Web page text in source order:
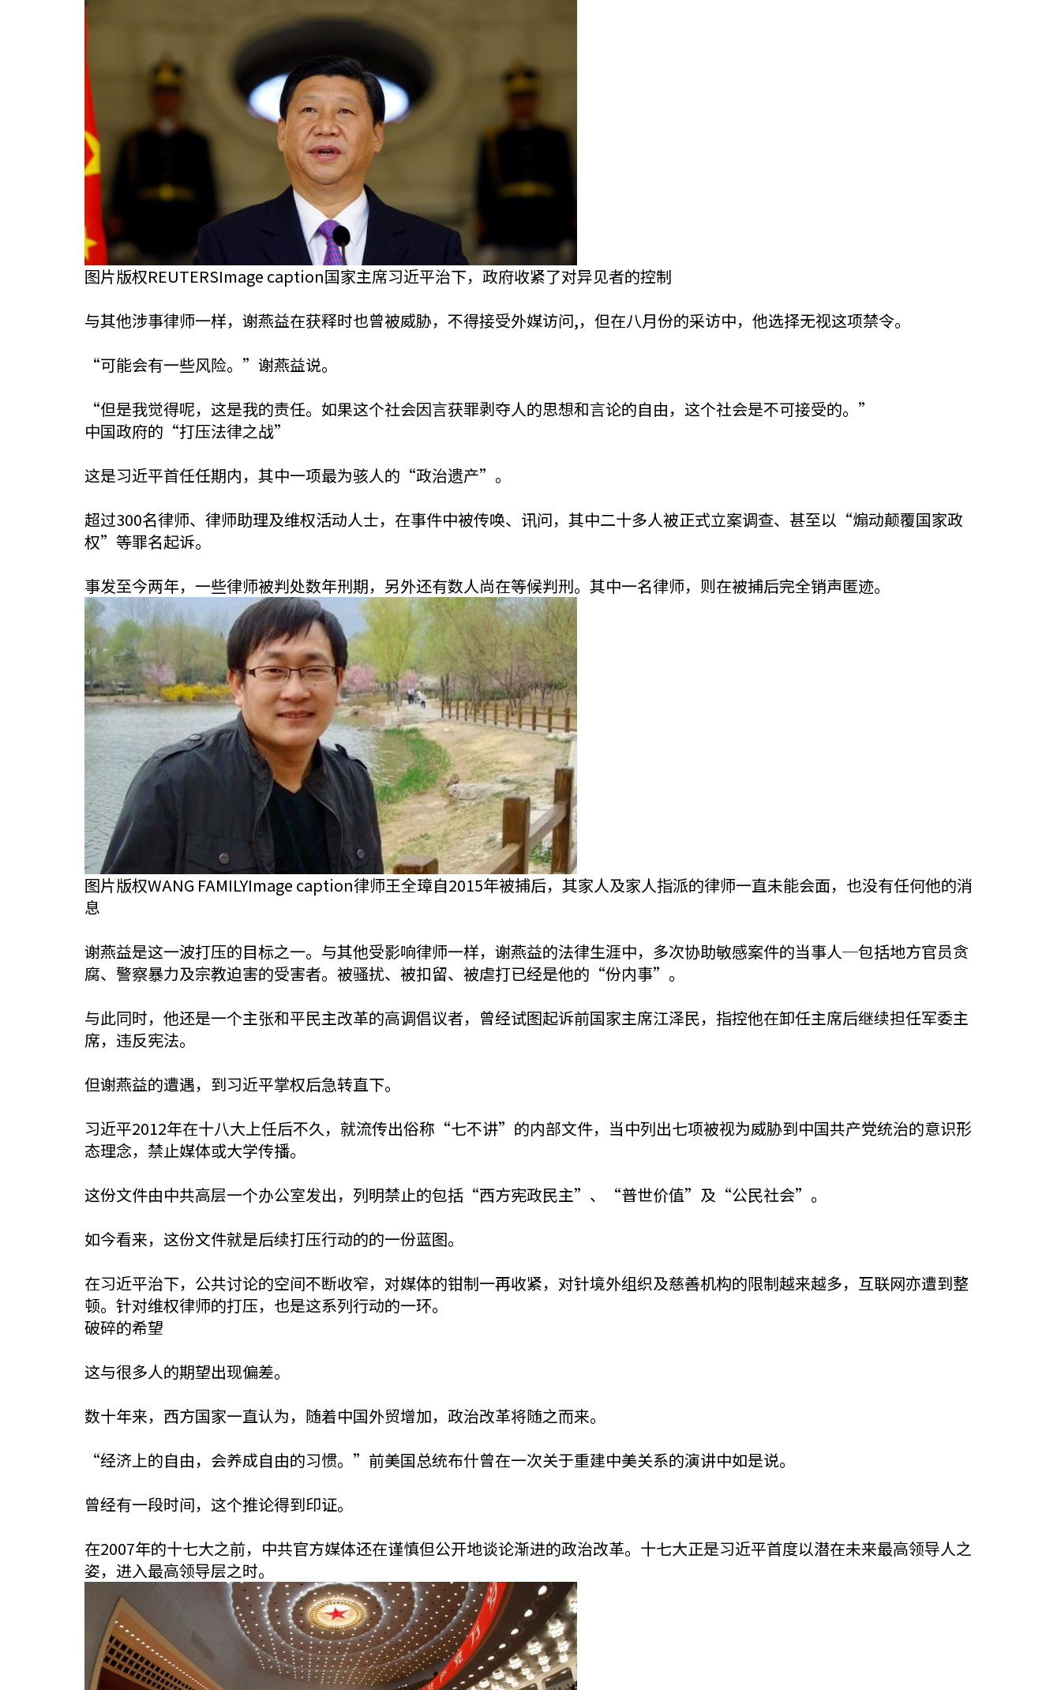
图片版权REUTERSImage caption国家主席习近平治下，政府收紧了对异见者的控制
与其他涉事律师一样，谢燕益在获释时也曾被威胁，不得接受外媒访问,，但在八月份的采访中，他选择无视这项禁令。
“可能会有一些风险。”谢燕益说。
“但是我觉得呢，这是我的责任。如果这个社会因言获罪剥夺人的思想和言论的自由，这个社会是不可接受的。”
中国政府的“打压法律之战”
这是习近平首任任期内，其中一项最为骇人的“政治遗产”。
超过300名律师、律师助理及维权活动人士，在事件中被传唤、讯问，其中二十多人被正式立案调查、甚至以“煽动颠覆国家政
权”等罪名起诉。
事发至今两年，一些律师被判处数年刑期，另外还有数人尚在等候判刑。其中一名律师，则在被捕后完全销声匿迹。
图片版权WANG FAMILYImage caption律师王全璋自2015年被捕后，其家人及家人指派的律师一直未能会面，也没有任何他的消
息
谢燕益是这一波打压的目标之一。与其他受影响律师一样，谢燕益的法律生涯中，多次协助敏感案件的当事人─包括地方官员贪
腐、警察暴力及宗教迫害的受害者。被骚扰、被扣留、被虐打已经是他的“份内事”。
与此同时，他还是一个主张和平民主改革的高调倡议者，曾经试图起诉前国家主席江泽民，指控他在卸任主席后继续担任军委主
席，违反宪法。
但谢燕益的遭遇，到习近平掌权后急转直下。
习近平2012年在十八大上任后不久，就流传出俗称“七不讲”的内部文件，当中列出七项被视为威胁到中国共产党统治的意识形
态理念，禁止媒体或大学传播。
这份文件由中共高层一个办公室发出，列明禁止的包括“西方宪政民主”、“普世价值”及“公民社会”。
如今看来，这份文件就是后续打压行动的的一份蓝图。
在习近平治下，公共讨论的空间不断收窄，对媒体的钳制一再收紧，对针境外组织及慈善机构的限制越来越多，互联网亦遭到整
顿。针对维权律师的打压，也是这系列行动的一环。
破碎的希望
这与很多人的期望出现偏差。
数十年来，西方国家一直认为，随着中国外贸增加，政治改革将随之而来。
“经济上的自由，会养成自由的习惯。”前美国总统布什曾在一次关于重建中美关系的演讲中如是说。
曾经有一段时间，这个推论得到印证。
在2007年的十七大之前，中共官方媒体还在谨慎但公开地谈论渐进的政治改革。十七大正是习近平首度以潜在未来最高领导人之
姿，进入最高领导层之时。